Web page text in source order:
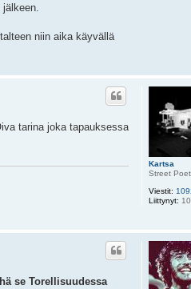
niin aika käyvällä
Kartsa
Street Poet
Viestit:
Liittynyt:
tarina joka tapauksessa
se Torellisuudessa